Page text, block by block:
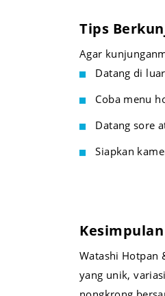
Tips
Agar
Datang di
Coba menu
Datang sore
Siapkan
Kesimpulan
Watashi Hotpan
yang unik,